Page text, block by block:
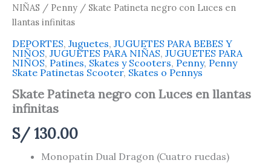
NIÑAS / Penny / Skate Patineta negro con Luces en
llantas infinitas
DEPORTES, Juguetes, JUGUETES PARA BEBES Y
NIÑOS, JUGUETES PARA NIÑAS, JUGUETES PARA
NIÑOS, Patines, Skates y Scooters, Penny, Penny
Skate Patinetas Scooter, Skates o Pennys
Skate Patineta negro con Luces en llantas
infinitas
S/130.00
Monopatín Dual Dragon (Cuatro ruedas)